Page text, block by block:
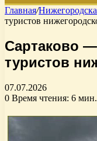
Главная/
туристов
Сартаково
туристов
07.07.2026
0 Время чтения: 6 мин.